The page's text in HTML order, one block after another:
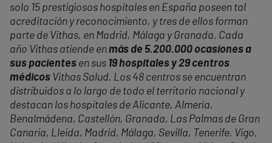
solo 15 prestigiosos hospitales en España poseen tal
acreditación y reconocimiento, y tres de ellos forman
parte de Vithas, en Madrid, Málaga y Granada. Cada
año Vithas atiende enmás de 5.200.000 ocasiones a
sus pacientes en sus 19 hospitales y 29 centros
médicos Vithas Salud. Los 48 centros se encuentran
distribuidos a lo largo de todo el territorio nacional y
destacan los hospitales de Alicante, Almería,
Benalmádena, Castellón, Granada, Las Palmas de Gran
Canaria, Lleida, Madrid, Málaga, Sevilla, Tenerife, Vigo,